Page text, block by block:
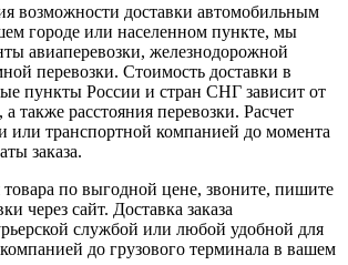
возможности доставки автомобильным
городе или населенном пункте, мы
авиаперевозки, железнодорожной
перевозки. Стоимость доставки в
пункты России и стран СНГ зависит от
а также расстояния перевозки. Расчет
или транспортной компанией до момента
заказа.
по выгодной цене, звоните, пишите
через сайт. Доставка заказа
службой или любой удобной для
до грузового терминала в вашем